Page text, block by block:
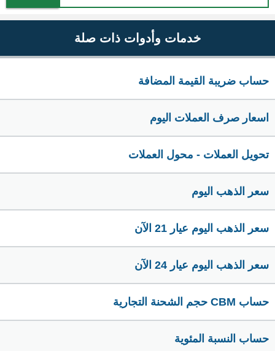
خدمات وأدوات ذات صلة
حساب ضريبة القيمة المضافة
اسعار صرف العملات اليوم
تحويل العملات - محول العملات
سعر الذهب اليوم
سعر الذهب اليوم عيار 21 الآن
سعر الذهب اليوم عيار 24 الآن
حساب CBM حجم الشحنة التجارية
حساب النسبة المئوية